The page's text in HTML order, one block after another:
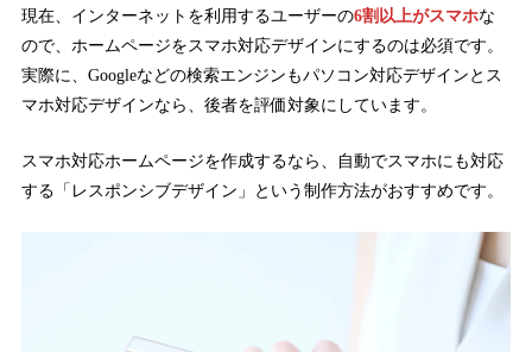
現在、インターネットを利用するユーザーの6割以上がスマホな
ので、ホームページをスマホ対応デザインにするのは必須です。
実際に、Googleなどの検索エンジンもパソコン対応デザインとス
マホ対応デザインなら、後者を評価対象にしています。
スマホ対応ホームページを作成するなら、自動でスマホにも対応
する「レスポンシブデザイン」という制作方法がおすすめです。